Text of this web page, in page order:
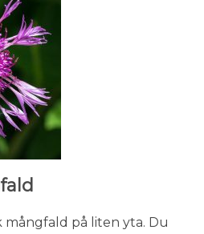
mångfald på liten yta. Du